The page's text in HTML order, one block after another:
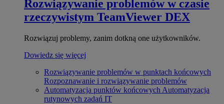
Rozwiązywanie problemów w czasie
rzeczywistym TeamViewer DEX
Rozwiązuj problemy, zanim dotkną one użytkowników.
Dowiedz się więcej
Rozwiązywanie problemów w punktach końcowych
Rozpoznawanie i rozwiązywanie problemów
Automatyzacja punktów końcowych Automatyzacja
rutynowych zadań IT